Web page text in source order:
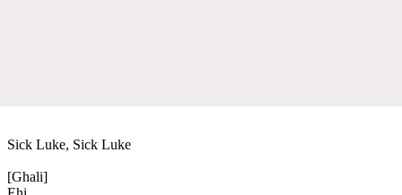
Sick Luke, Sick Luke
[Ghali]